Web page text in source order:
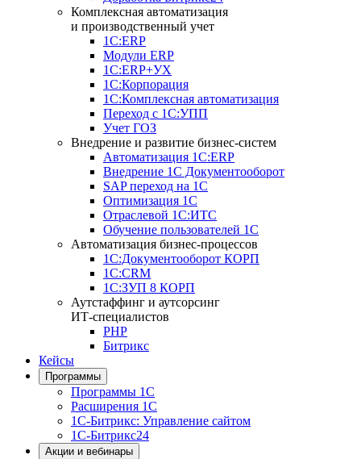
Комплексная автоматизация
и производственный учет
1С:ERP
Модули ERP
1C:ERP+УХ
1С:Корпорация
1С:Комплексная автоматизация
Переход с 1С:УПП
Учет ГОЗ
Внедрение и развитие бизнес-систем
Автоматизация 1С:ERP
Внедрение 1С Документооборот
SAP переход на 1С
Оптимизация 1С
Отраслевой 1С:ИТС
Обучение пользователей 1С
Автоматизация бизнес-процессов
1С:Документооборот КОРП
1С:CRM
1С:ЗУП 8 КОРП
Аутстаффинг и аутсорсинг
ИТ-специалистов
PHP
Битрикс
Кейсы
Программы
Программы 1С
Расширения 1С
1С-Битрикс: Управление сайтом
1С-Битрикс24
Акции и вебинары